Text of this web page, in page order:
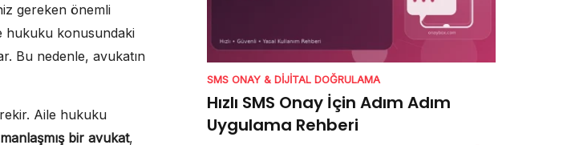
gereken önemli
hukuku konusundaki
Bu nedenle, avukatın
Aile hukuku
bir avukat,
SMS ONAY & DIJITAL DOĞRULAMA
Hızlı SMS Onay İçin Adım Adım
Uygulama Rehberi